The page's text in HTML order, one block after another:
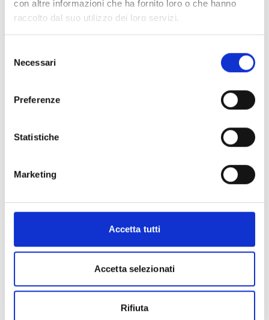
con altre informazioni che ha fornito loro o che hanno
raccolto dal suo utilizzo dei loro servizi.
delNecessari
Preferenze
Statistiche
Marketing
Accetta tutti
Accetta selezionati
Rifiuta
Conosci Obiettivo Europa?